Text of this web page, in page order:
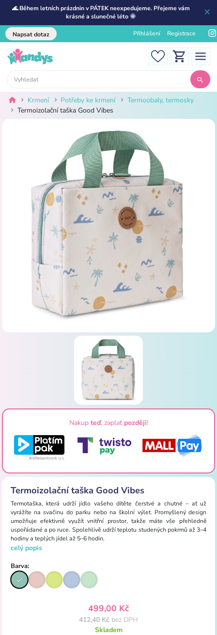
🌊 Během letních prázdnin v PÁTEK neexpedujeme. Přejeme vám
krásné a slunečné léto 🌞
Napsat dotaz Přihlášení Registrace
Krmení Potřeby ke krmení
Termoobaly, termosky
Termoizolační taška Good Vibes
Nakup teď, zaplať později!
Termoizolační taška Good Vibes
Termotaška, která udrží jídlo vašeho dítěte čerstvé a chutné – ať už
vyrážíte na svačinu do parku nebo na školní výlet. Promyšlený design
umožňuje efektivně využít vnitřní prostor, takže máte vše přehledně
uspořádané a po ruce. Spolehlivě udrží teplotu studených pokrmů až 3–4
hodiny a teplých jídel až 5–6 hodin.
celý popis
Barva:
499,00 Kč
412,40 Kč bez DPH
Skladem